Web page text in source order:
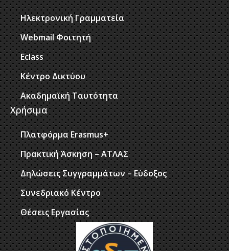
Ηλεκτρονική Γραμματεία
Webmail Φοιτητή
Eclass
Κέντρο Δικτύου
Ακαδημαϊκή Ταυτότητα
Χρήσιμα
Πλατφόρμα Erasmus+
Πρακτική Άσκηση – ΑΤΛΑΣ
Δηλώσεις Συγγραμμάτων – Εύδοξος
Συνεδριακό Κέντρο
Θέσεις Εργασίας